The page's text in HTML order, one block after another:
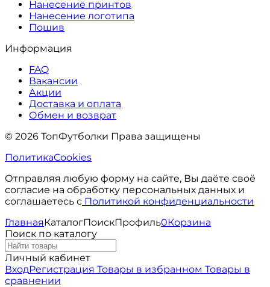
Нанесение принтов
Нанесение логотипа
Пошив
Информация
FAQ
Вакансии
Акции
Доставка и оплата
Обмен и возврат
© 2026 ТопФутболки Права защищены
ПолитикаCookies
Отправляя любую форму на сайте, Вы даёте своё
согласие на обработку персональных данных и
соглашаетесь с Политикой конфиденциальности
ГлавнаяКаталогПоискПрофиль0Корзина
Поиск по каталогу
Личный кабинет
ВходРегистрация Товары в избранном Товары в
сравнении